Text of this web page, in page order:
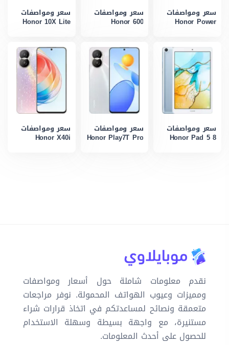
سعر ومواصفات
Honor Power
سعر ومواصفات
Honor 600
سعر ومواصفات
Honor 10X Lite
سعر ومواصفات
Honor Pad 5 8
سعر ومواصفات
Honor Play7T Pro
سعر ومواصفات
Honor X40i
نقدم معلومات شاملة حول أسعار ومواصفات
ومميزات وعيوب الهواتف المحمولة. نوفر مراجعات
متعمقة ونصائح لمساعدتكم في اتخاذ قرارات شراء
مستنيرة، مع واجهة بسيطة وسهلة الاستخدام
للحصول على أحدث المعلومات.